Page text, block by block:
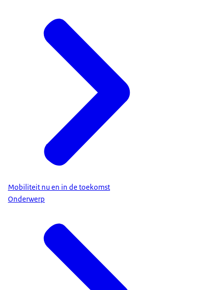
Mobiliteit nu en in de toekomst
Onderwerp